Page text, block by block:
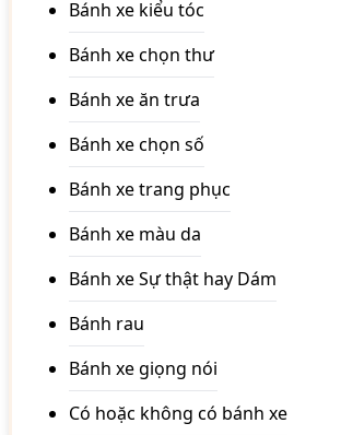
Bánh xe kiểu tóc
Bánh xe chọn thư
Bánh xe ăn trưa
Bánh xe chọn số
Bánh xe trang phục
Bánh xe màu da
Bánh xe Sự thật hay Dám
Bánh rau
Bánh xe giọng nói
Có hoặc không có bánh xe